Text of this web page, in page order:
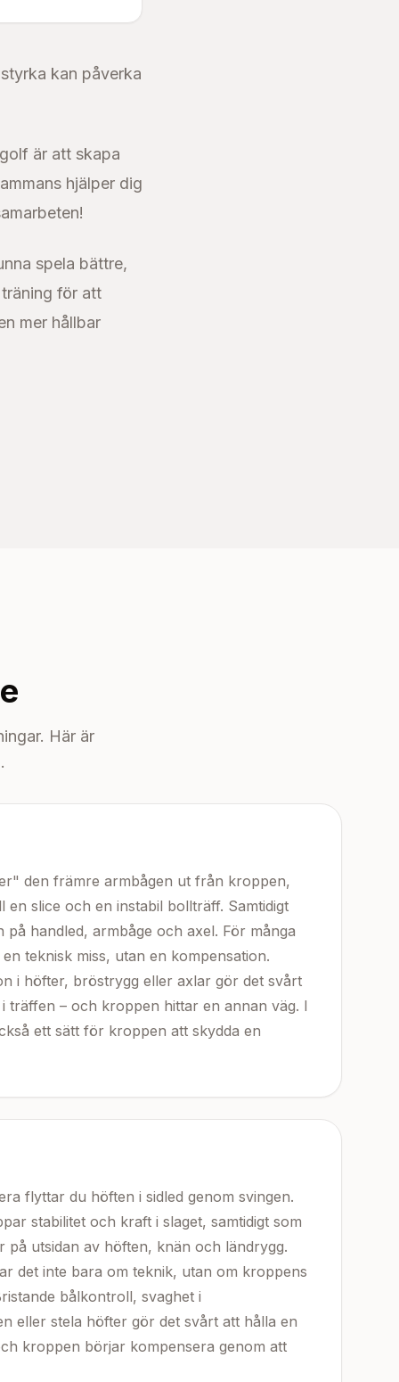
kan påverka
är att skapa
hjälper dig
spela bättre,
för att
mer hållbar
Här är
den främre armbågen ut från kroppen,
en slice och en instabil bollträff. Samtidigt
på handled, armbåge och axel. För många
teknisk miss, utan en kompensation.
i höfter, bröstrygg eller axlar gör det svårt
träffen – och kroppen hittar en annan väg. I
ett sätt för kroppen att skydda en
flyttar du höften i sidled genom svingen.
stabilitet och kraft i slaget, samtidigt som
på utsidan av höften, knän och ländrygg.
det inte bara om teknik, utan om kroppens
bålkontroll, svaghet i
eller stela höfter gör det svårt att hålla en
kroppen börjar kompensera genom att